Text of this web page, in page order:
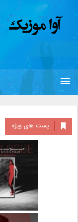
پست های ویژه